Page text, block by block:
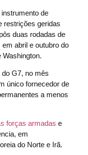
de
restrições geridas
duas rodadas de
abril e outubro do
G7, no mês
único fornecedor de
a menos
forças armadas e
em
do Norte e Irã.